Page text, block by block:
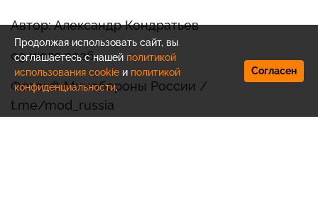
Автор: Александр Кондратьев
03 июля 2026
Фото: © Минобороны России /
t.me/mod_russia
Продолжая использовать сайт, вы
соглашаетесь с нашей политикой
использования cookie и политикой
конфиденциальности.
Согласен